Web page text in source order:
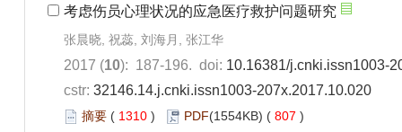
考虑伤员心理状况的应急医疗救护问题研究
张晨晓, 祝蕊, 刘海月, 张江华
2017 (10): 187-196. doi: 10.16381/j.cnki.issn1003-
cstr: 32146.14.j.cnki.issn1003-207x.2017.10.020
摘要 ( 1310 ) PDF(1554KB) ( 807 )